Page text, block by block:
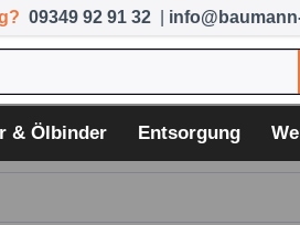
09349 92 91 32
& Ölbinder Entsorgung